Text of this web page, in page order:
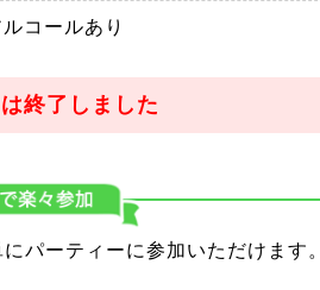
コールあり
終了しました
パーティーに参加いただけます。